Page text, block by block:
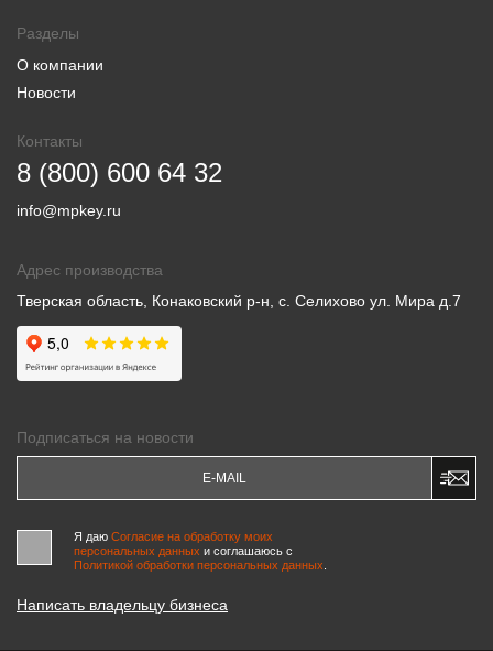
Разделы
О компании
Новости
Контакты
8 (800) 600 64 32
info@mpkey.ru
Адрес производства
Тверская область, Конаковский р-н, с. Селихово ул. Мира д.7
Подписаться на новости
Я даю Согласие на обработку моих
персональных данных и соглашаюсь c
Политикой обработки персональных данных
Написать владельцу бизнеса